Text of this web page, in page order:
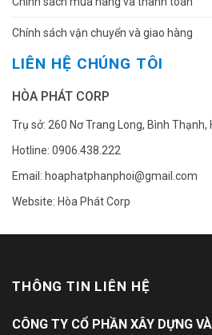
Chính sách vận chuyển và giao hàng
LIÊN HỆ CHÚNG TÔI
HÒA PHÁT CORP
Trụ sở: 260 Nơ Trang Long, Bình Thạnh,
Hotline: 0906.438.222
Email: hoaphatphanphoi@gmail.com
Website: Hòa Phát Corp
THÔNG TIN LIÊN HỆ
CÔNG TY CỔ PHẦN XÂY DỰNG